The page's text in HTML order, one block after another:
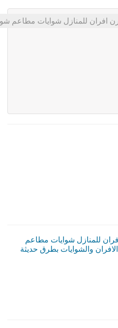
افران للمنازل شوايات مطاعم
للمنازل شوايات مطاعم
والشوايات بطرق حديثة